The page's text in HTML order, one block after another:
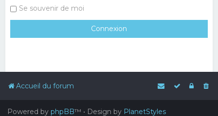
Se souvenir de moi
Accueil du forum
Powered by phpBB™ • Design by PlanetStyles